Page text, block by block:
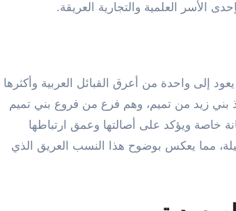
الأسر العلمية والتجارية العريقة.
إلى واحدة من أعرق القبائل العربية وأكثرها
بني زيد من تميم، وهم فرع من فروع بني تميم
خاصة ويؤكد على أصالتها وعمق ارتباطها
مما يعكس بوضوح هذا النسب العريق الذي